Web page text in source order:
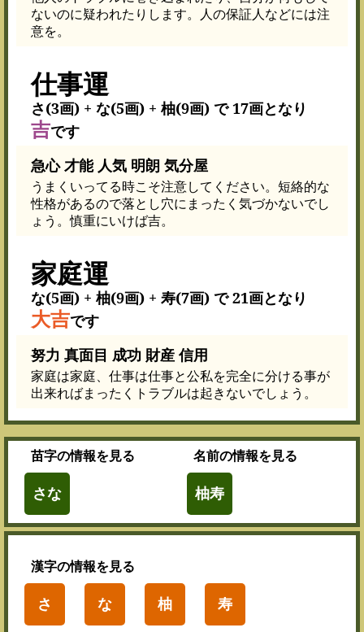
ないのに疑われたりします。人の保証人などには注
意を。
仕事運
さ(3画) + な(5画) + 柚(9画) で 17画となり
吉です
急心 才能 人気 明朗 気分屋
うまくいってる時こそ注意してください。短絡的な
性格があるので落とし穴にまったく気づかないでし
ょう。慎重にいけば吉。
家庭運
な(5画) + 柚(9画) + 寿(7画) で 21画となり
大吉です
努力 真面目 成功 財産 信用
家庭は家庭、仕事は仕事と公私を完全に分ける事が
出来ればまったくトラブルは起きないでしょう。
苗字の情報を見る
さな
名前の情報を見る
柚寿
漢字の情報を見る
さ な 柚 寿